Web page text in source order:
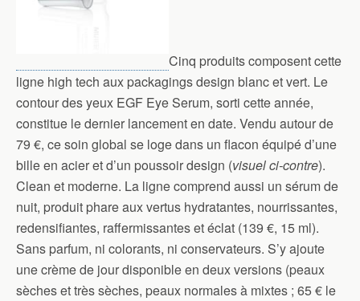
Cinq produits composent cette
ligne high tech aux packagings design blanc et vert. Le
contour des yeux EGF Eye Serum, sorti cette année,
constitue le dernier lancement en date. Vendu autour de
79 €, ce soin global se loge dans un flacon équipé d’une
bille en acier et d’un poussoir design (visuel ci-contre).
Clean et moderne. La ligne comprend aussi un sérum de
nuit, produit phare aux vertus hydratantes, nourrissantes,
redensifiantes, raffermissantes et éclat (139 €, 15 ml).
Sans parfum, ni colorants, ni conservateurs. S’y ajoute
une crème de jour disponible en deux versions (peaux
sèches et très sèches, peaux normales à mixtes ; 65 € le